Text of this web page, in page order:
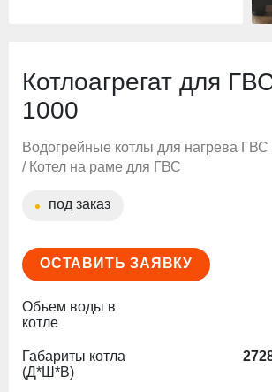
Котлоагрегат для
1000
Водогрейные котлы для нагрева ГВС
/ Котел на раме для ГВС
под заказ
ОСТАВИТЬ ЗАЯВКУ
Объем воды в
котле
Габариты котла
(Д*Ш*В)